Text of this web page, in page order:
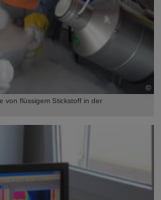
©
von flüssigem Stickstoff in der